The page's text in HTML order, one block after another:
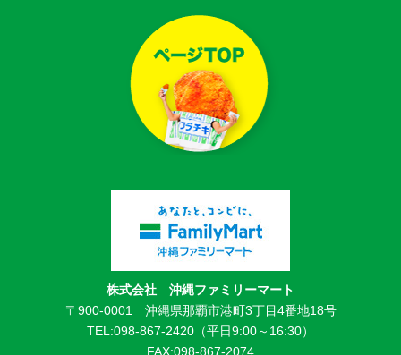
株式会社 沖縄ファミリーマート
〒900-0001 沖縄県那覇市港町3丁目4番地18号
TEL:098-867-2420（平日9:00～16:30）
FAX:098-867-2074